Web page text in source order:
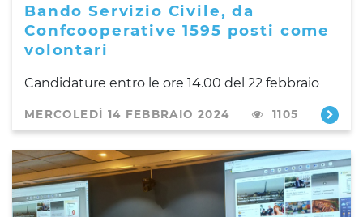
Bando Servizio Civile, da
Confcooperative 1595 posti come
volontari
Candidature entro le ore 14.00 del 22 febbraio
MERCOLEDÌ 14 FEBBRAIO 2024 1105